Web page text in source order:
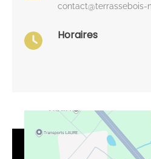
contact@terrassebois-
Horaires